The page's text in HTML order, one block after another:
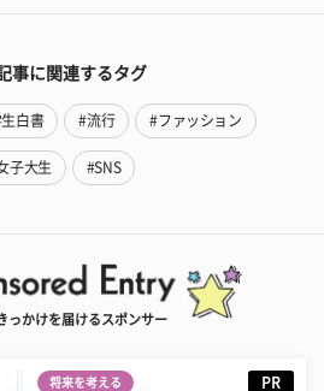
事に関連するタグ
白書 #流行 #ファッション
子大生 #SNS
っかけを届けるスポンサー
将来を考える PR